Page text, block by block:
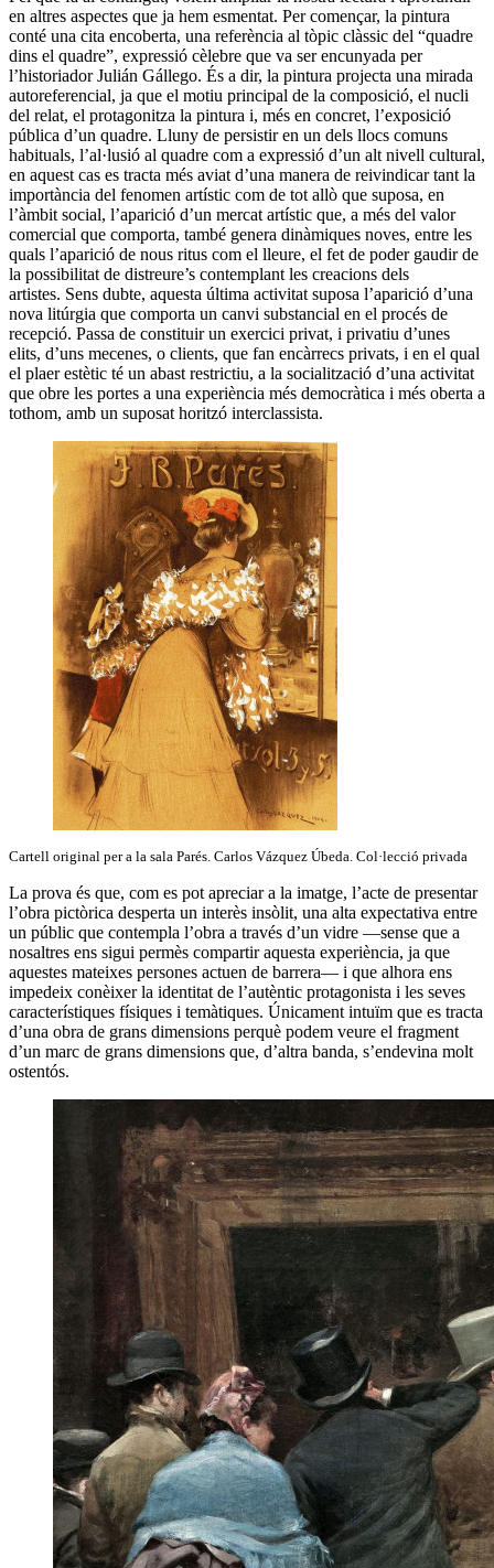
en altres aspectes que ja hem esmentat. Per començar, la pintura
conté una cita encoberta, una referència al tòpic clàssic del “quadre
dins el quadre”, expressió cèlebre que va ser encunyada per
l’historiador Julián Gállego. És a dir, la pintura projecta una mirada
autoreferencial, ja que el motiu principal de la composició, el nucli
del relat, el protagonitza la pintura i, més en concret, l’exposició
pública d’un quadre. Lluny de persistir en un dels llocs comuns
habituals, l’al·lusió al quadre com a expressió d’un alt nivell cultural,
en aquest cas es tracta més aviat d’una manera de reivindicar tant la
importància del fenomen artístic com de tot allò que suposa, en
l’àmbit social, l’aparició d’un mercat artístic que, a més del valor
comercial que comporta, també genera dinàmiques noves, entre les
quals l’aparició de nous ritus com el lleure, el fet de poder gaudir de
la possibilitat de distreure’s contemplant les creacions dels
artistes. Sens dubte, aquesta última activitat suposa l’aparició d’una
nova litúrgia que comporta un canvi substancial en el procés de
recepció. Passa de constituir un exercici privat, i privatiu d’unes
elits, d’uns mecenes, o clients, que fan encàrrecs privats, i en el qual
el plaer estètic té un abast restrictiu, a la socialització d’una activitat
que obre les portes a una experiència més democràtica i més oberta a
tothom, amb un suposat horitzó interclassista.
Cartell original per a la sala Parés. Carlos Vázquez Úbeda. Col·lecció privada
La prova és que, com es pot apreciar a la imatge, l’acte de presentar
l’obra pictòrica desperta un interès insòlit, una alta expectativa entre
un públic que contempla l’obra a través d’un vidre —sense que a
nosaltres ens sigui permès compartir aquesta experiència, ja que
aquestes mateixes persones actuen de barrera— i que alhora ens
impedeix conèixer la identitat de l’autèntic protagonista i les seves
característiques físiques i temàtiques. Únicament intuïm que es tracta
d’una obra de grans dimensions perquè podem veure el fragment
d’un marc de grans dimensions que, d’altra banda, s’endevina molt
ostentós.